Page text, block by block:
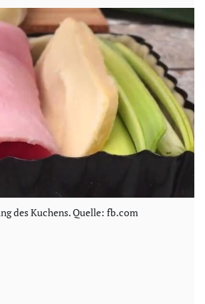
des Kuchens. Quelle: fb.com